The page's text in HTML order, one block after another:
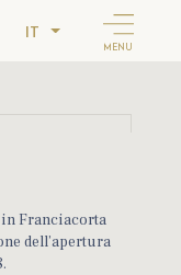
IT
MENU
Franciacorta
dell’apertura